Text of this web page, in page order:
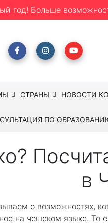
год! Больше
СТРАНЫ НОВОСТИ
ПО
в
о возможностях,
на чешском языке. То